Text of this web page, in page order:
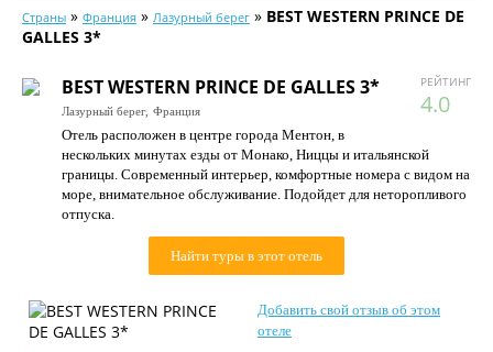
Календарь туров
Цены дня
Страны
Как купить
О нас
Страны » Франция » Лазурный берег » BEST WESTERN PRINCE DE
GALLES 3*
РЕЙТИНГ
4.0
BEST WESTERN PRINCE DE GALLES 3*
Лазурный берег, Франция
Отель расположен в центре города Ментон, в
нескольких минутах езды от Монако, Ниццы и итальянской
границы. Современный интерьер, комфортные номера с видом на
море, внимательное обслуживание. Подойдет для неторопливого
отпуска.
Найти туры в этот отель
Добавить свой отзыв об этом
отеле